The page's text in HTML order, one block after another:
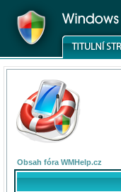
Obsah fóra WMHelp.cz